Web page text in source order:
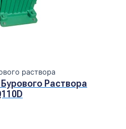
раствора
Раствора